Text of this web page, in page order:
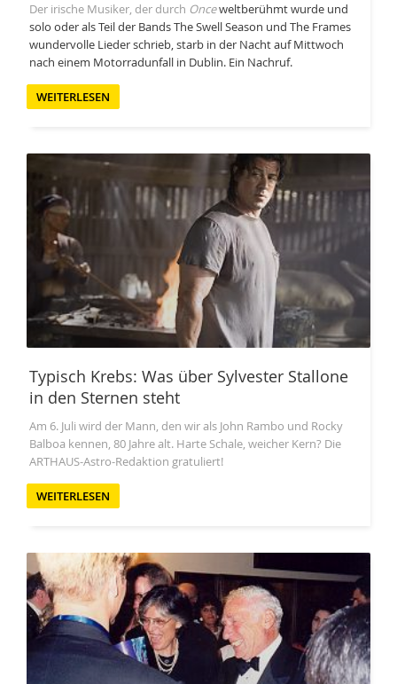
Der irische Musiker, der durch Onceweltberühmt wurde und
solo oder als Teil der Bands The Swell Season und The Frames
wundervolle Lieder schrieb, starb in der Nacht auf Mittwoch
nach einem Motorradunfall in Dublin. Ein Nachruf.
WEITERLESEN
Typisch Krebs: Was über Sylvester Stallone
in den Sternen steht
Am 6. Juli wird der Mann, den wir als John Rambo und Rocky
Balboa kennen, 80 Jahre alt. Harte Schale, weicher Kern? Die
ARTHAUS-Astro-Redaktion gratuliert!
WEITERLESEN